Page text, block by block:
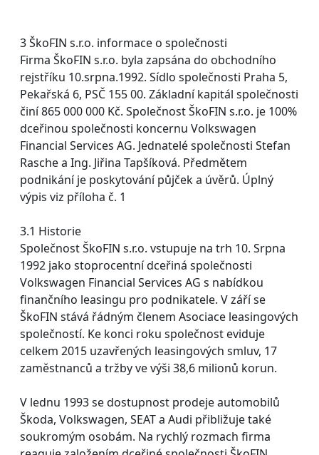
3 ŠkoFIN s.r.o. informace o společnosti
Firma ŠkoFIN s.r.o. byla zapsána do obchodního
rejstříku 10.srpna.1992. Sídlo společnosti Praha 5,
Pekařská 6, PSČ 155 00. Základní kapitál společnosti
činí 865 000 000 Kč. Společnost ŠkoFIN s.r.o. je 100%
dceřinou společnosti koncernu Volkswagen
Financial Services AG. Jednatelé společnosti Stefan
Rasche a Ing. Jiřina Tapšíková. Předmětem
podnikání je poskytování půjček a úvěrů. Úplný
výpis viz příloha č. 1
3.1 Historie
Společnost ŠkoFIN s.r.o. vstupuje na trh 10. Srpna
1992 jako stoprocentní dceřiná společnosti
Volkswagen Financial Services AG s nabídkou
finančního leasingu pro podnikatele. V září se
ŠkoFIN stává řádným členem Asociace leasingových
společností. Ke konci roku společnost eviduje
celkem 2015 uzavřených leasingových smluv, 17
zaměstnanců a tržby ve výši 38,6 milionů korun.
V lednu 1993 se dostupnost prodeje automobilů
Škoda, Volkswagen, SEAT a Audi přibližuje také
soukromým osobám. Na rychlý rozmach firma